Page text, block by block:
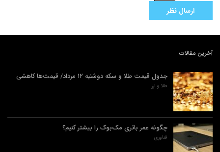
آخرین مقالات
جدول قیمت طلا و سکه دوشنبه ۱۲ مرداد/ قیمت‌ها کاهشی
طلا و ارز
چگونه عمر باتری مک‌بوک را بیشتر کنیم؟
فناوری